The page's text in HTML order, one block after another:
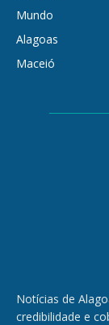
Mundo
Alagoas
Maceió
Notícias de
credibilidade e